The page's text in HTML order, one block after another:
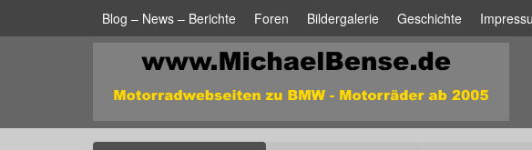
Blog – News – Berichte Foren Bildergalerie Geschichte